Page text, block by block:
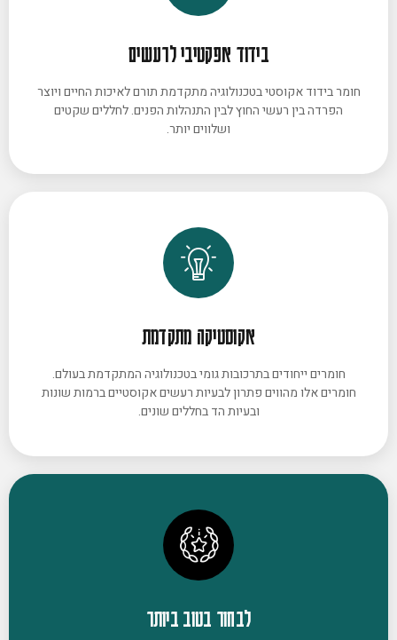
בידוד אפקטיבי לרעשים
חומר בידוד אקוסטי בטכנולוגיה מתקדמת תורם לאיכות החיים ויוצר
הפרדה בין רעשי החוץ לבין התנהלות הפנים. לחללים שקטים
ושלווים יותר.
אקוסטיקה מתקדמת
חומרים ייחודים בתרכובות גומי בטכנולוגיה המתקדמת בעולם.
חומרים אלו מהווים פתרון לבעיות רעשים אקוסטיים ברמות שונות
ובעיות הד בחללים שונים.
לבחור בטוב ביותר